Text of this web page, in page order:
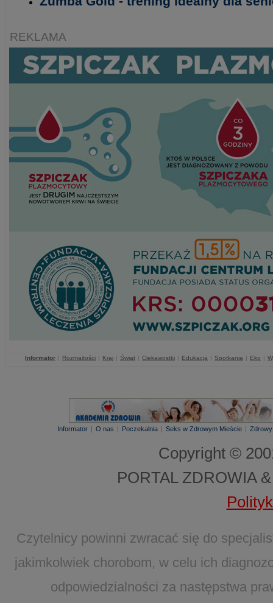
REKLAMA
Informator | Rozmaitości | Kraj | Świat | Ciekawostki | Edukacja | Spotkania | Eko |
Informator | O nas | Poczekalnia | Seks w Zdrowym Mieście |
Copyright ©
PORTAL ZDROWIA
Czytelnicy powinni zwracać się do
jakimkolwiek chorobom, w celu ich
odpowiedzialności za następstwa